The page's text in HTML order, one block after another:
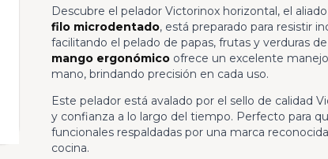
Descubre el pelador Victorinox horizontal, el
filo microdentado, está preparado para resistir
facilitando el pelado de papas, frutas y verduras
mango ergonómicoofrece un excelente
mano, brindando precisión en cada uso.
Este pelador está avalado por el sello de calidad
y confianza a lo largo del tiempo. Perfecto para
funcionales respaldadas por una marca
cocina.